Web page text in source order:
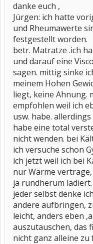
danke euch ,
Jürgen: ich hatte
und Rheumawerte
festgestellt worden.
betr. Matratze .ich
und darauf eine
sagen. mittig sinke
meinem Hohen
liegt, keine Ahnung.
empfohlen weil ich
usw. habe.
habe eine total
nicht wenden. bei
ich versuche schon
ich jetzt weil ich bei
nur Wärme
ja rundherum
jeder selbst denke
andere aufbringen,
leicht, anders eben
auszutauschen, das
nicht ganz alleine zu